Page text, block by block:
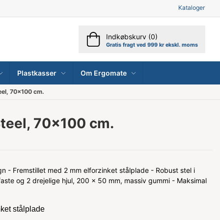
Kataloger
Indkøbskurv (0)
Gratis fragt ved 999 kr ekskl. moms
Plastkasser Om Ergomate
70x100 cm.
70x100 cm.
- Fremstillet med 2 mm elforzinket stålplade - Robust stel i
og 2 drejelige hjul, 200 x 50 mm, massiv gummi - Maksimal
stålplade